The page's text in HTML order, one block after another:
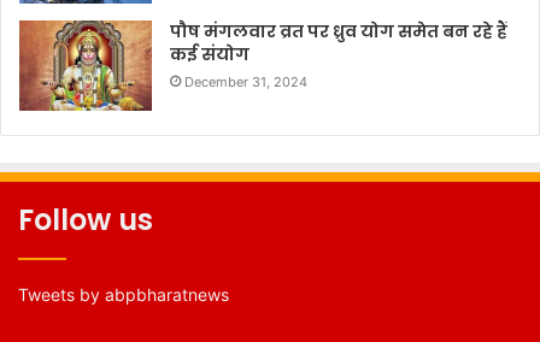
पौष मंगलवार व्रत पर ध्रुव योग समेत बन रहे हैं
कई संयोग
December 31, 2024
Follow us
Tweets by abpbharatnews